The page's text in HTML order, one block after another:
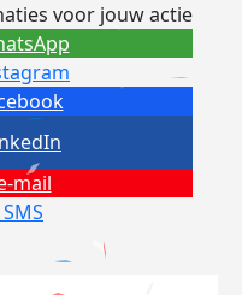
voor jouw actie
mail